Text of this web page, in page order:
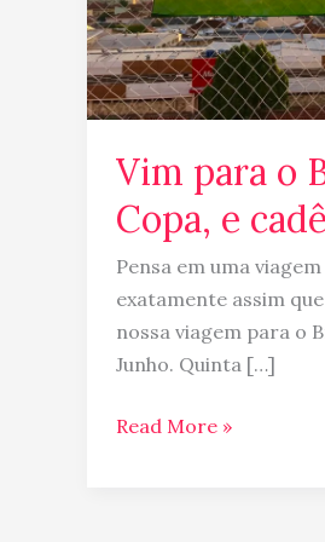
Vim para o
Copa, e
Pensa em uma
exatamente assim
nossa viagem para o
Junho. Quinta […]
e
cadê
ela?
Read More »